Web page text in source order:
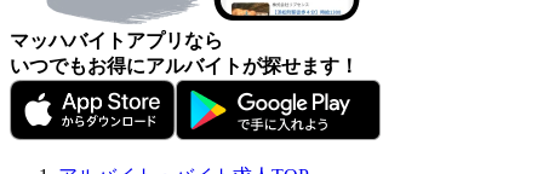
マッハバイトアプリなら
いつでもお得にアルバイトが探せます！